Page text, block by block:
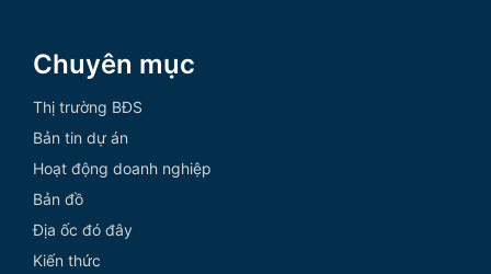
Chuyên mục
Thị trường BĐS
Bản tin dự án
Hoạt động doanh nghiệp
Bản đồ
Địa ốc đó đây
Kiến thức